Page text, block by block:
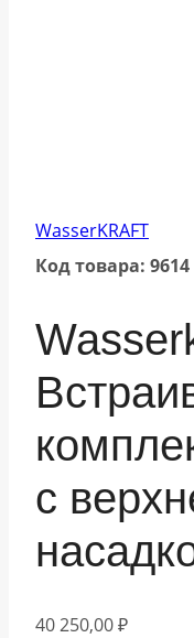
WasserKRAFT
Код товара: 9614
с
40 250,00₽